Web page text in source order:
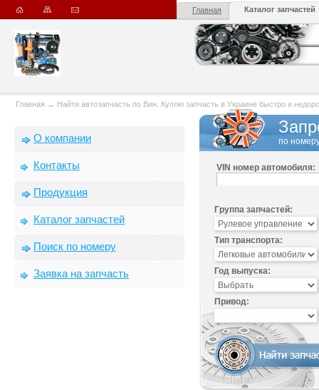
Главная Каталог запчастей
Главная → Найти автозапчасть по Вин. Куплю запчасть в Украине быстро и
О компании
Контакты
Продукция
Каталог запчастей
Поиск по номеру
Заявка на запчасть
по
VIN номер автомобиля:
Группа запчастей:
Тип транспорта:
Год выпуска:
Привод: